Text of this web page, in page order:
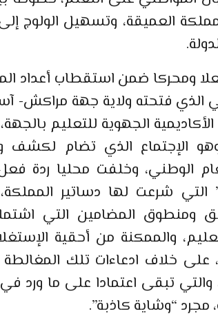
العميقة، وتسهيل الولوج
ومحركا ضمن استقطاب أعداد
الذي فتحته ولاية جهة مراكش-
متدخلين، الأكاديمية الجهوية للتعليم
وهو الإجتماع الذي تضام
الوطني، وخلفت محليا ردة
شرعت لها دساتير المملكة،
ومنطوق المضامين التي
والممكنة من أحقية
على خلاف ادعاءات تلك
والتي تبقى اعتمادا على ما ورد
مجرد “وشاية كاذبة”.